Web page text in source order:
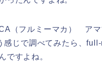
（フルミーマカ） ア
じで調べてみたら、
ですよね。